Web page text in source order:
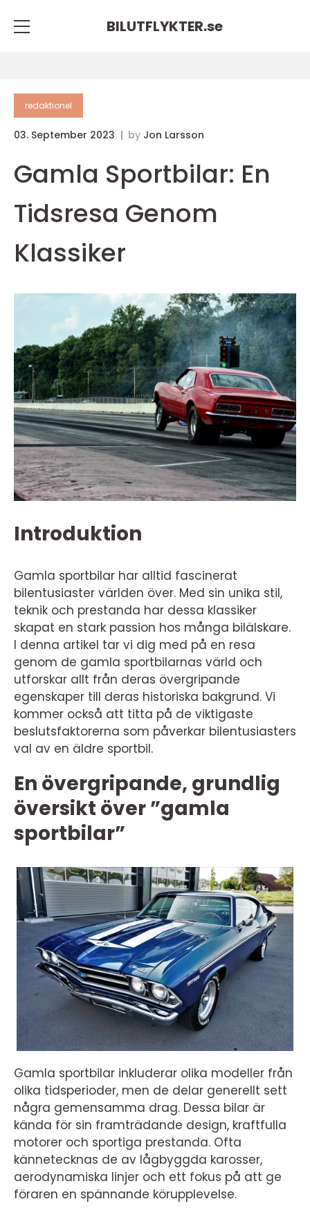
BILUTFLYKTER.se
redaktionel
03. September 2023 by Jon Larsson
Gamla Sportbilar: En
Tidsresa Genom
Klassiker
Introduktion
Gamla sportbilar har alltid fascinerat
bilentusiaster världen över. Med sin unika stil,
teknik och prestanda har dessa klassiker
skapat en stark passion hos många bilälskare.
I denna artikel tar vi dig med på en resa
genom de gamla sportbilarnas värld och
utforskar allt från deras övergripande
egenskaper till deras historiska bakgrund. Vi
kommer också att titta på de viktigaste
beslutsfaktorerna som påverkar bilentusiasters
val av en äldre sportbil.
En övergripande, grundlig
översikt över ”gamla
sportbilar”
Gamla sportbilar inkluderar olika modeller från
olika tidsperioder, men de delar generellt sett
några gemensamma drag. Dessa bilar är
kända för sin framträdande design, kraftfulla
motorer och sportiga prestanda. Ofta
kännetecknas de av lågbyggda karosser,
aerodynamiska linjer och ett fokus på att ge
föraren en spännande körupplevelse.